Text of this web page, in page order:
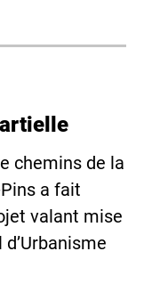
chemins de la
a fait
valant mise